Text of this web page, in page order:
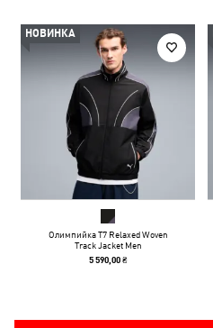
НОВИНКА
Олимпийка T7 Relaxed Woven
Track Jacket Men
5 590,00 ₴